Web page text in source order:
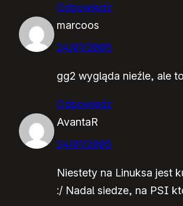
Odpowiedz
marcoos
24/01/2005
gg2 wygląda nieźle, ale
Odpowiedz
AvantaR
24/01/2005
Niestety na Linuksa jest
:/ Nadal siedze, na PSI